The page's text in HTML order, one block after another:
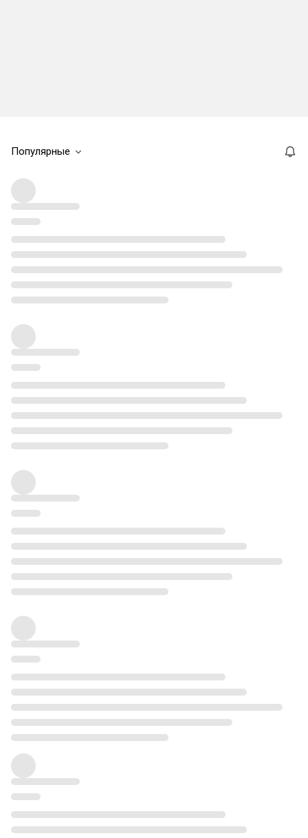
Популярные